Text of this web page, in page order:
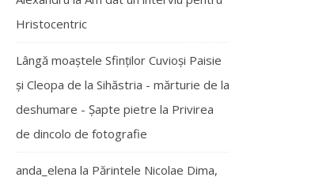
Hristocentric
Lângă moaștele Sfinților Cuvioși Paisie
și Cleopa de la Sihăstria - mărturie de la
deshumare - Şapte pietre la Privirea
de dincolo de fotografie
anda_elena la Părintele Nicolae Dima,